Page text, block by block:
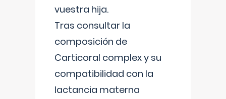
vuestra hija.
Tras consultar la
composición de
Carticoral complex y su
compatibilidad con la
lactancia materna